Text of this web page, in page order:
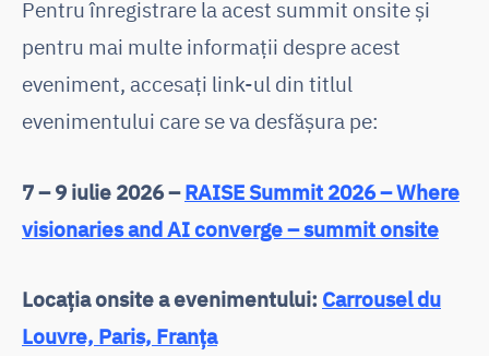
Pentru înregistrare la acest summit onsite și
pentru mai multe informații despre acest
eveniment, accesați link-ul din titlul
evenimentului care se va desfășura pe:
7 – 9 iulie 2026 –RAISE Summit 2026 – Where
visionaries and AI converge – summit onsite
Locația onsite a evenimentului: Carrousel du
Louvre, Paris, Franța